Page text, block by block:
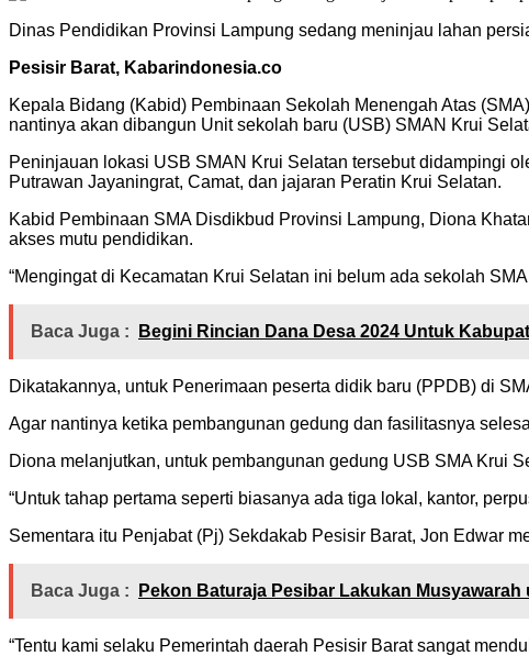
Dinas Pendidikan Provinsi Lampung sedang meninjau lahan
Pesisir Barat, Kabarindonesia.co
Kepala Bidang (Kabid) Pembinaan Sekolah Menengah Atas
nantinya akan dibangun Unit sekolah baru (USB) SMAN Krui
Peninjauan lokasi USB SMAN Krui Selatan tersebut didampingi
Putrawan Jayaningrat, Camat, dan jajaran Peratin Krui Selatan.
Kabid Pembinaan SMA Disdikbud Provinsi Lampung, Diona
akses mutu pendidikan.
“Mengingat di Kecamatan Krui Selatan ini belum ada sekolah
Baca Juga : Begini Rincian Dana Desa 2024 Untuk
Dikatakannya, untuk Penerimaan peserta didik baru (PPDB) di
Agar nantinya ketika pembangunan gedung dan fasilitasnya
Diona melanjutkan, untuk pembangunan gedung USB SMA Krui
“Untuk tahap pertama seperti biasanya ada tiga lokal, kantor,
Sementara itu Penjabat (Pj) Sekdakab Pesisir Barat, Jon Edwar
Baca Juga : Pekon Baturaja Pesibar Lakukan
“Tentu kami selaku Pemerintah daerah Pesisir Barat sangat